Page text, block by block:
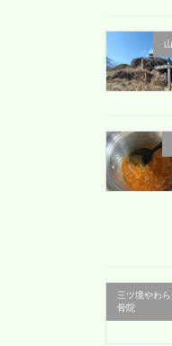
三ツ境やわ
骨院